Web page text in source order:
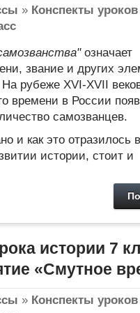
» Конспекты уроков
означает
звание и других
рубеже XVI-XVII
времени в России
самозванцев.
и как это отразилось в
истории, стоит и
истории 7
«Смутное
» Конспекты уроков